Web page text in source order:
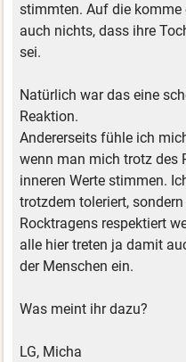
stimmten. Auf die komme
auch nichts, dass ihre
sei.
Natürlich war das eine
Reaktion.
Andererseits fühle ich
wenn man mich trotz des
inneren Werte stimmen.
trotzdem toleriert,
Rocktragens respektiert
alle hier treten ja damit
der Menschen ein.
Was meint ihr dazu?
LG, Micha